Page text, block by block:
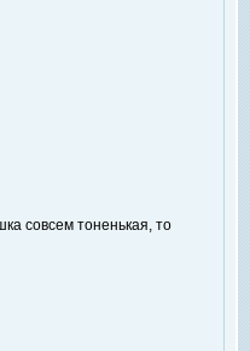
совсем тоненькая, то